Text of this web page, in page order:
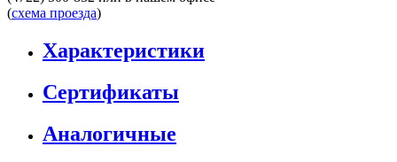
(схема проезда)
Характеристики
Сертификаты
Аналогичные